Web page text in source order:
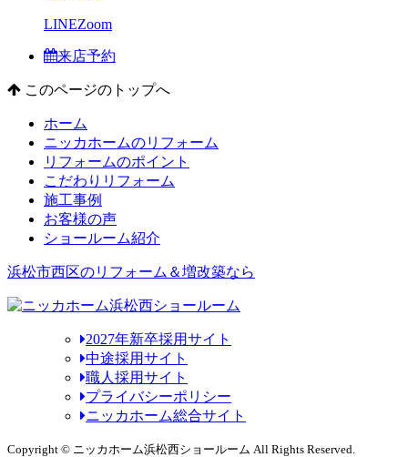
LINEZoom
来店予約
このページのトップへ
ホーム
ニッカホームのリフォーム
リフォームのポイント
こだわりリフォーム
施工事例
お客様の声
ショールーム紹介
浜松市西区のリフォーム＆増改築なら
2027年新卒採用サイト
中途採用サイト
職人採用サイト
プライバシーポリシー
ニッカホーム総合サイト
Copyright © ニッカホーム浜松西ショールーム All Rights Reserved.